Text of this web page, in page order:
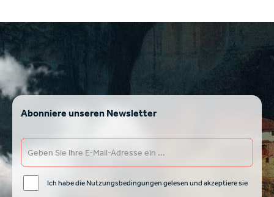
Abonniere unseren Newsletter
Ich habe die Nutzungsbedingungen gelesen und akzeptiere sie